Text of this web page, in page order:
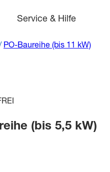
Service & Hilfe
PO-Baureihe (bis 11 kW)
(bis 5,5 kW)